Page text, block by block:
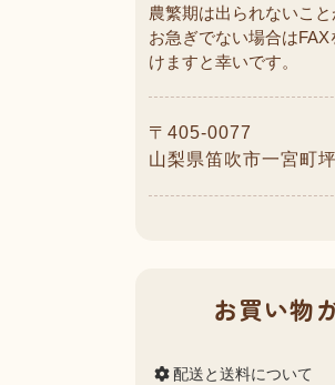
農繁期は出られないこと
お急ぎでない場合は
けますと幸いです。
〒405-0077
山梨県笛吹市一宮町
お買い物
配送と送料について